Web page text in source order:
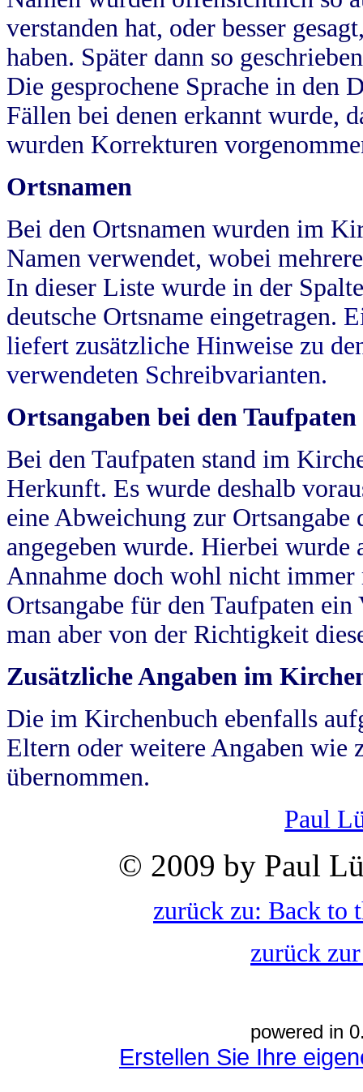
verstanden hat, oder besser
haben. Später dann so
Die gesprochene Sprache in
Fällen bei denen erkannt wurde,
wurden Korrekturen
Ortsnamen
Bei den Ortsnamen wurden im
Namen verwendet, wobei
In dieser Liste wurde in der
deutsche Ortsname eingetragen.
liefert zusätzliche Hinweise zu
verwendeten Schreibvarianten.
Ortsangaben bei den Taufpaten
Bei den Taufpaten stand im
Herkunft. Es wurde deshalb
eine Abweichung zur
angegeben wurde. Hierbei wurde
Annahme doch wohl nicht
Ortsangabe für den Taufpaten
man aber von der Richtigkeit
Zusätzliche Angaben im
Die im Kirchenbuch ebenfalls
Eltern oder weitere Angaben wie
übernommen.
Paul
© 2009 by Paul
zurück zu: Back to
zurück
powered in
Erstellen Sie Ihre